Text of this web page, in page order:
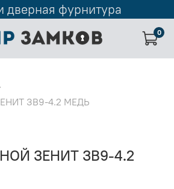
дверная фурнитура
0
ЗВ9-4.2 МЕДЬ
ЗЕНИТ ЗВ9-4.2